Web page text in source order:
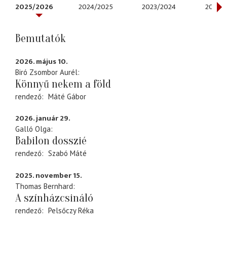
2025/2026 2024/2025 2023/2024 2022/
Bemutatók
2026. május 10.
Biró Zsombor Aurél
Könnyű nekem a föld
rendező Máté Gábor
2026. január 29.
Galló Olga
Babilon dosszié
rendező Szabó Máté
2025. november 15.
Thomas Bernhard
A színházcsináló
rendező Pelsőczy Réka